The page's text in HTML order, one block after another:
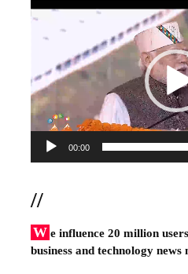
Video
00:00
//
W e influence 20 million
business and technology